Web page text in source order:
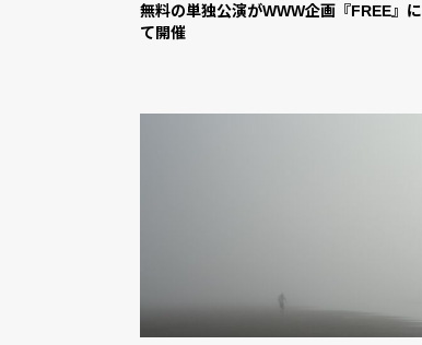
無料の単独公演がWWW企画『FREE』に
て開催